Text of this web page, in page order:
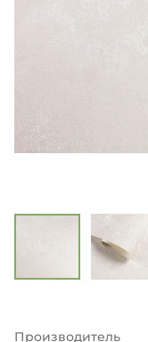
Производитель